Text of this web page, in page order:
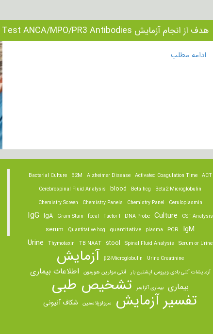
هدف از انجام آزمایش Test ANCA/MPO/PR3 Antibodies چیست؟
ادامه مطلب
ACT
Activated Coagulation Time
Alzheimer Disease
B2M
Bacterial Culture
Beta2 Microglobulin
Beta hcg
blood
Cerebrospinal Fluid Analysis
Ceruloplasmin
Chemistry Panel
Chemistry Panels
Chemistry Screen
CSF Analysis
Culture
DNA Probe
Factor I
fecal
Gram Stain
IgA
IgG
IgM
PCR
plasma
quantitative
Quantitative hcg
serum
Serum or Urine
Spinal Fluid Analysis
stool
TB NAAT
Thymotaxin
Urine
Urine Creatinine
β2-Microglobulin آزمایش
آزمایشات آنتی بادی ویروس اپشتین بار آنتی مولرین هورمون اطلاعات بیماری
بیماری بیماری آلزایمر تشخیص طبی
تفسیر آزمایش سرولوپلاسمین شکاف آنیونی